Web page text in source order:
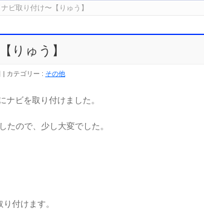
ビ取り付け〜【りゅう】
りゅう】
カテゴリー : その他
ナビを取り付けました。
たので、少し大変でした。
付けます。